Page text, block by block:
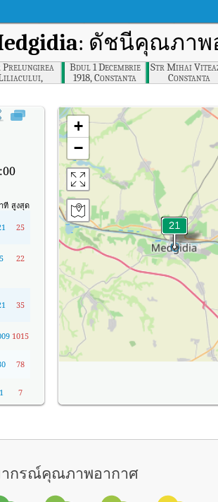
: ดัชนีคุณภาพ
Prelungirea
Constanta
Bdul 1 Decembrie
1918, Constanta
Str Mihai
Constanta
ม์ของ Str. Decebal, Medgidia
ที สูงสุด
25
5
22
35
1015
78
1 7
+
−
กรณ์คุณภาพอากาศ